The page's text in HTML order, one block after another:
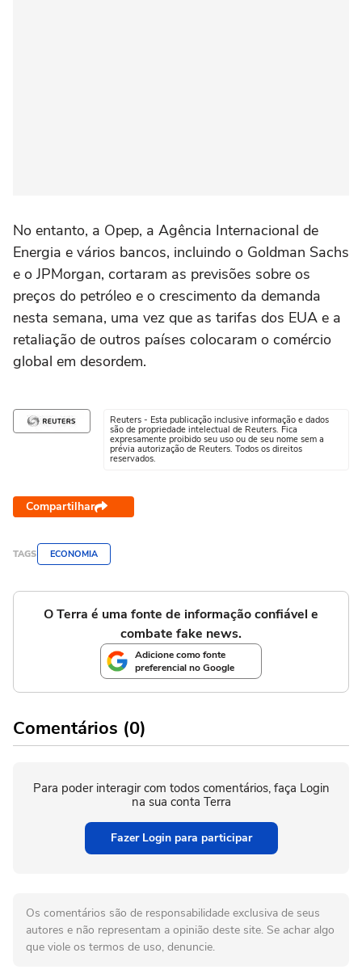
No entanto, a Opep, a Agência Internacional de
Energia e vários bancos, incluindo o Goldman Sachs
e o JPMorgan, cortaram as previsões sobre os
preços do petróleo e o crescimento da demanda
nesta semana, uma vez que as tarifas dos EUA e a
retaliação de outros países colocaram o comércio
global em desordem.
Reuters - Esta publicação inclusive informação e dados
são de propriedade intelectual de Reuters. Fica
expresamente proibido seu uso ou de seu nome sem a
prévia autorização de Reuters. Todos os direitos
reservados.
Compartilhar
TAGS ECONOMIA
O Terra é uma fonte de informação confiável e
combate fake news.
Adicione como fonte
preferencial no Google
Comentários (0)
Para poder interagir com todos comentários, faça Login
na sua conta Terra
Fazer Login para participar
Os comentários são de responsabilidade exclusiva de seus
autores e não representam a opinião deste site. Se achar algo
que viole os termos de uso, denuncie.